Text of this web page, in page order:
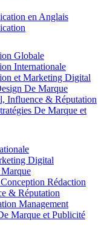
en Anglais
Globale
Internationale
et Marketing Digital
De Marque
Influence & Réputation
De Marque et
Digital
Rédaction
& Réputation
Management
Marque et Publicité